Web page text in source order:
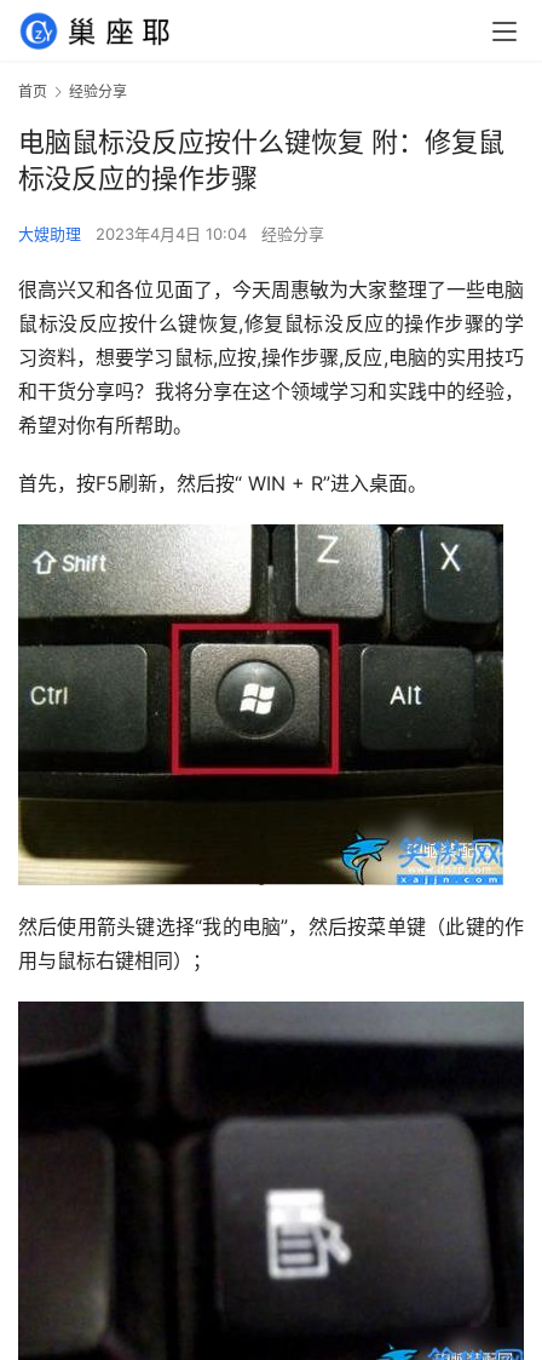
首页 经验分享
电脑鼠标没反应按什么键恢复 附：修复鼠
标没反应的操作步骤
大嫂助理 2023年4月4日 10:04 经验分享
很高兴又和各位见面了，今天周惠敏为大家整理了一些电脑
鼠标没反应按什么键恢复,修复鼠标没反应的操作步骤的学
习资料，想要学习鼠标,应按,操作步骤,反应,电脑的实用技巧
和干货分享吗？我将分享在这个领域学习和实践中的经验，
希望对你有所帮助。
首先，按F5刷新，然后按“ WIN + R”进入桌面。
然后使用箭头键选择“我的电脑”，然后按菜单键（此键的作
用与鼠标右键相同）；